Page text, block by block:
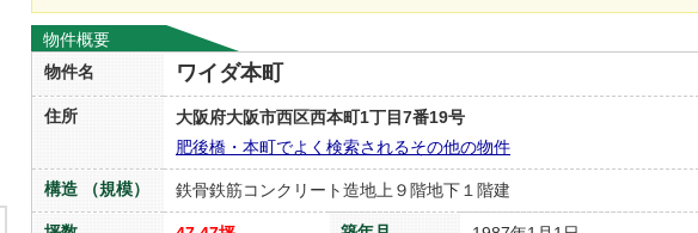
物件概要
物件名
ワイダ本町
住所
大阪府大阪市西区西本町1丁目7番19号
肥後橋・本町でよく検索されるその他の物件
構造 （規模） 鉄骨鉄筋コンクリート造地上９階地下１階建